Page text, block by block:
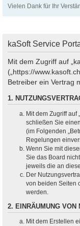
Vielen Dank für Ihr
kaSoft Service
Mit dem Zugriff auf
(„https://
Betreiber ein Vertrag
1.
Mit dem Zugriff auf
schließen Sie
(im Folgenden
Regelungen
Wenn Sie mit
Sie das Board
jeweils die an
Der
von beiden Seiten
werden.
2. EINRÄUMUNG VON
Mit dem Erstellen